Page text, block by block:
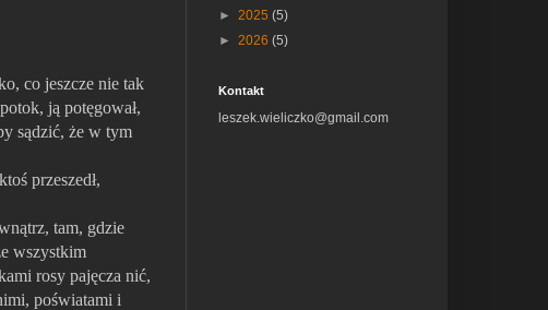
co jeszcze nie tak
ją potęgował,
sądzić, że w tym
przeszedł,
tam, gdzie
wszystkim
rosy pajęcza nić,
poświatami i
► 2025 (5)
► 2026 (5)
Kontakt
leszek.wieliczko@gmail.com